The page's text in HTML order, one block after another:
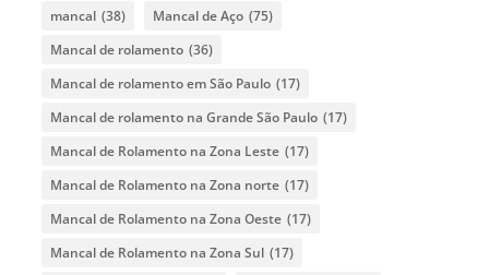
mancal (38) Mancal de Aço (75)
Mancal de rolamento (36)
Mancal de rolamento em São Paulo (17)
Mancal de rolamento na Grande São Paulo (17)
Mancal de Rolamento na Zona Leste (17)
Mancal de Rolamento na Zona norte (17)
Mancal de Rolamento na Zona Oeste (17)
Mancal de Rolamento na Zona Sul (17)